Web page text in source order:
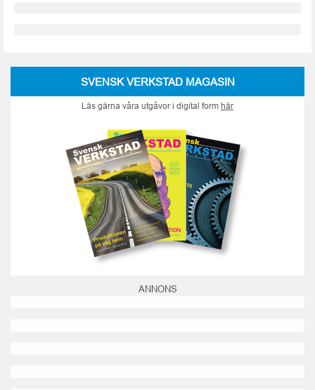
SVENSK VERKSTAD MAGASIN
Läs gärna våra utgåvor i digital form här
ANNONS